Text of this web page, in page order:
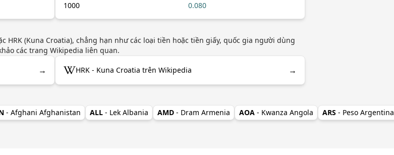
1000 0.080
HRK (Kuna Croatia), chẳng hạn như các loại tiền hoặc tiền giấy, quốc gia người dùng
các trang Wikipedia liên quan.
→ HRK - Kuna Croatia trên Wikipedia →
- Afghani Afghanistan ALL - Lek Albania AMD - Dram Armenia AOA - Kwanza Angola ARS - Peso Argentina